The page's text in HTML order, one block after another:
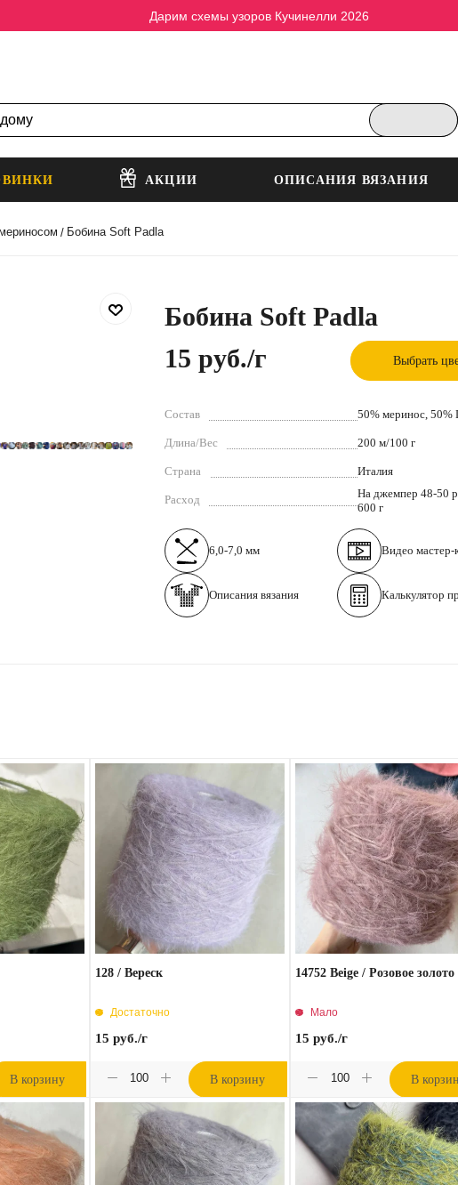
Дарим схемы узоров Кучинелли 2026
АКЦИИ ОПИСАНИЯ ВЯЗАНИЯ
/ Бобина Soft Padla
Бобина Soft Padla
15 руб./г Выбрать
Состав 50% меринос, 50%
Длина/Вес 200 м/100 г
Страна Италия
Расход
На джемпер 48-50
600 г
6,0-7,0 мм Видео мастер-
Описания вязания Калькулятор
В корзину
128 / Вереск
Достаточно
15 руб./г
В корзину
14752 Beige / Розовое золото
Мало
15 руб./г
В